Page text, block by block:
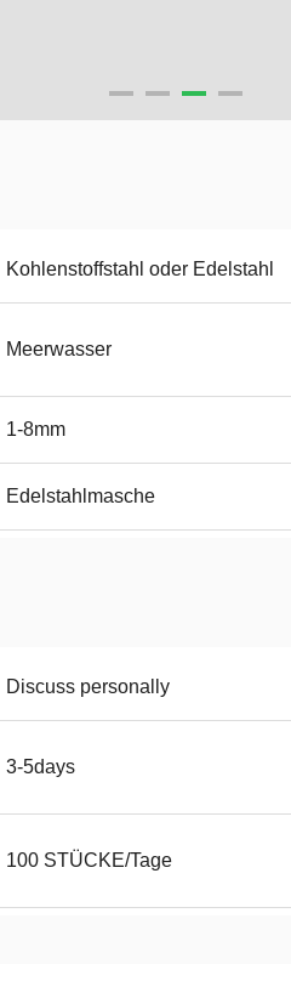
Kohlenstoffstahl oder Edelstahl
Meerwasser
1-8mm
Edelstahlmasche
Discuss personally
3-5days
100 STÜCKE/Tage